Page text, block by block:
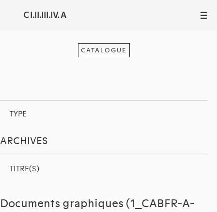
C I.II.III.IV. A III
CATALOGUE
TYPE
ARCHIVES
TITRE(S)
Documents graphiques (1_CABFR-A-